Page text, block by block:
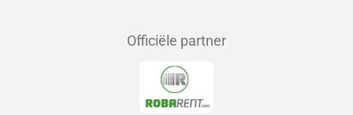
Officiële partner